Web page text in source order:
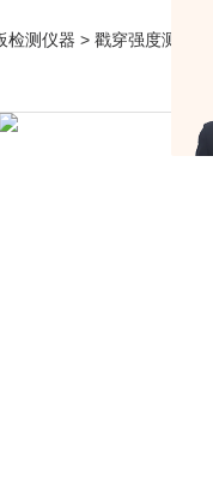
检测仪器 > 戳穿强度测试仪